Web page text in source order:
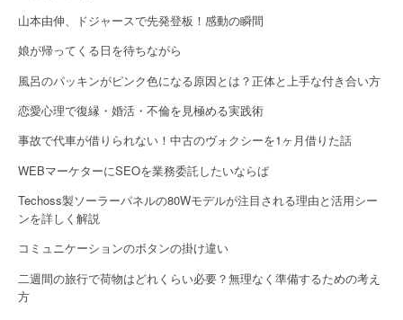
山本由伸、ドジャースで先発登板！感動の瞬間
娘が帰ってくる日を待ちながら
風呂のパッキンがピンク色になる原因とは？正体と上手な付き合い方
恋愛心理で復縁・婚活・不倫を見極める実践術
事故で代車が借りられない！中古のヴォクシーを1ヶ月借りた話
WEBマーケターにSEOを業務委託したいならば
Techoss製ソーラーパネルの80Wモデルが注目される理由と活用シー
ンを詳しく解説
コミュニケーションのボタンの掛け違い
二週間の旅行で荷物はどれくらい必要？無理なく準備するための考え
方